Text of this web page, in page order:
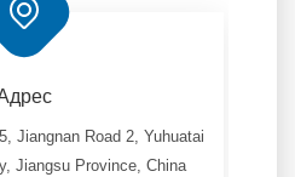
Jiangnan Road 2, Yuhuatai
Jiangsu Province, China